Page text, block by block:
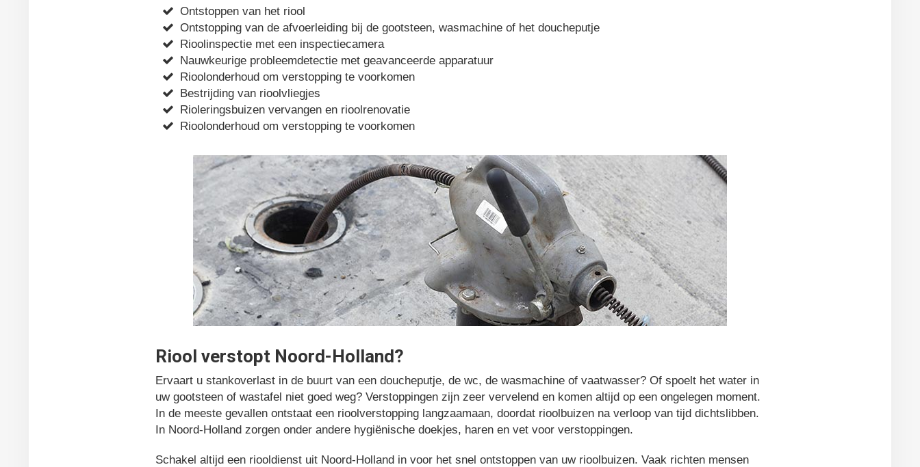
Ontstoppen van het riool
Ontstopping van de afvoerleiding bij de gootsteen, wasmachine of het doucheputje
Rioolinspectie met een inspectiecamera
Nauwkeurige probleemdetectie met geavanceerde apparatuur
Rioolonderhoud om verstopping te voorkomen
Bestrijding van rioolvliegjes
Rioleringsbuizen vervangen en rioolrenovatie
Rioolonderhoud om verstopping te voorkomen
Riool verstopt Noord-Holland?
Ervaart u stankoverlast in de buurt van een doucheputje, de wc, de wasmachine of vaatwasser? Of spoelt het water in
uw gootsteen of wastafel niet goed weg? Verstoppingen zijn zeer vervelend en komen altijd op een ongelegen moment.
In de meeste gevallen ontstaat een rioolverstopping langzaamaan, doordat rioolbuizen na verloop van tijd dichtslibben.
In Noord-Holland zorgen onder andere hygiënische doekjes, haren en vet voor verstoppingen.
Schakel altijd een riooldienst uit Noord-Holland in voor het snel ontstoppen van uw rioolbuizen. Vaak richten mensen